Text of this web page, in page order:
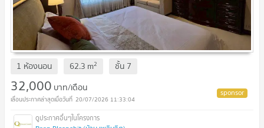
1 ห้องนอน 62.3 m2 ชั้น 7
32,000 บาท/เดือน
20/07/2026 11:33:04